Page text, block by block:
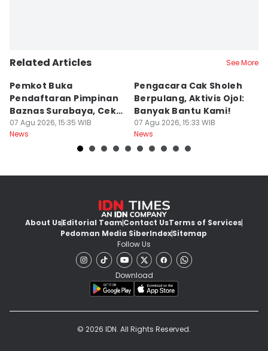
Related Articles See More
Pemkot Buka
Pendaftaran Pimpinan
Baznas Surabaya, Cek
Syaratnya
07 Agu 2026, 15:35 WIB
News
Pengacara Cak Sholeh
Berpulang, Aktivis Ojol:
Banyak Bantu Kami!
07 Agu 2026, 15:33 WIB
News
About UsEditorial TeamContact UsTerms of Services
Pedoman Media SiberIndexSitemap
Follow Us
Download
© 2026 IDN. All Rights Reserved.